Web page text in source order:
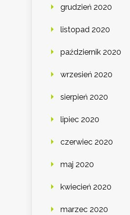
grudzień 2020
listopad 2020
październik 2020
wrzesień 2020
sierpień 2020
lipiec 2020
czerwiec 2020
maj 2020
kwiecień 2020
marzec 2020